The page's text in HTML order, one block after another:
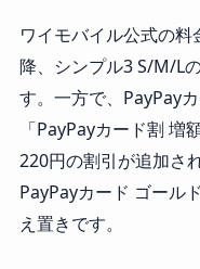
ワイモバイル公式の
降、シンプル3 S/M/L
す。一方で、PayPay
「PayPayカード割 増
220円の割引が追加さ
PayPayカード ゴール
え置きです。